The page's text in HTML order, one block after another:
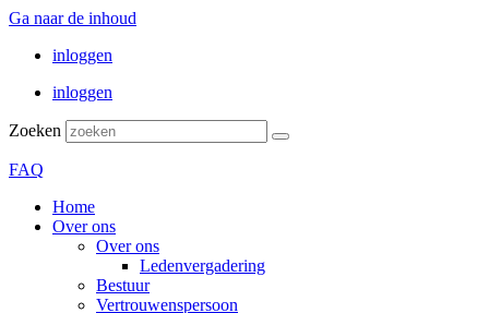
Ga naar de inhoud
inloggen
inloggen
Zoeken
FAQ
Home
Over ons
Over ons
Ledenvergadering
Bestuur
Vertrouwenspersoon